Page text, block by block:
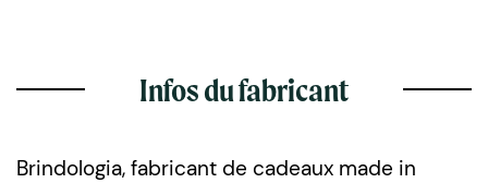
Infos du fabricant
Brindologia, fabricant de cadeaux made in